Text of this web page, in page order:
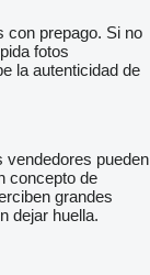
con prepago. Si no
fotos
la autenticidad de
vendedores pueden
concepto de
grandes
dejar huella.